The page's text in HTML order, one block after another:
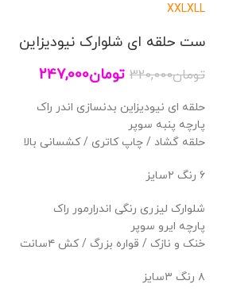
L
XL
XXL
ست حلقه ای شلوارک نیودیزاین
تومان320,000 تومان247,000
حلقه ای نیودیزاین بدنسازی اندر راک
پارچه پنبه سوپر
حلقه گشاد / چاپ کاتری / کشسانی بالا
۶ رنگ ۲سایز
شلوارک لیزری رنگی اندرارمور راک
پارچه ایرو سوپر
خنک و نازک / قواره بزرگ / کش ۴سانت
۸ رنگ ۳سایز